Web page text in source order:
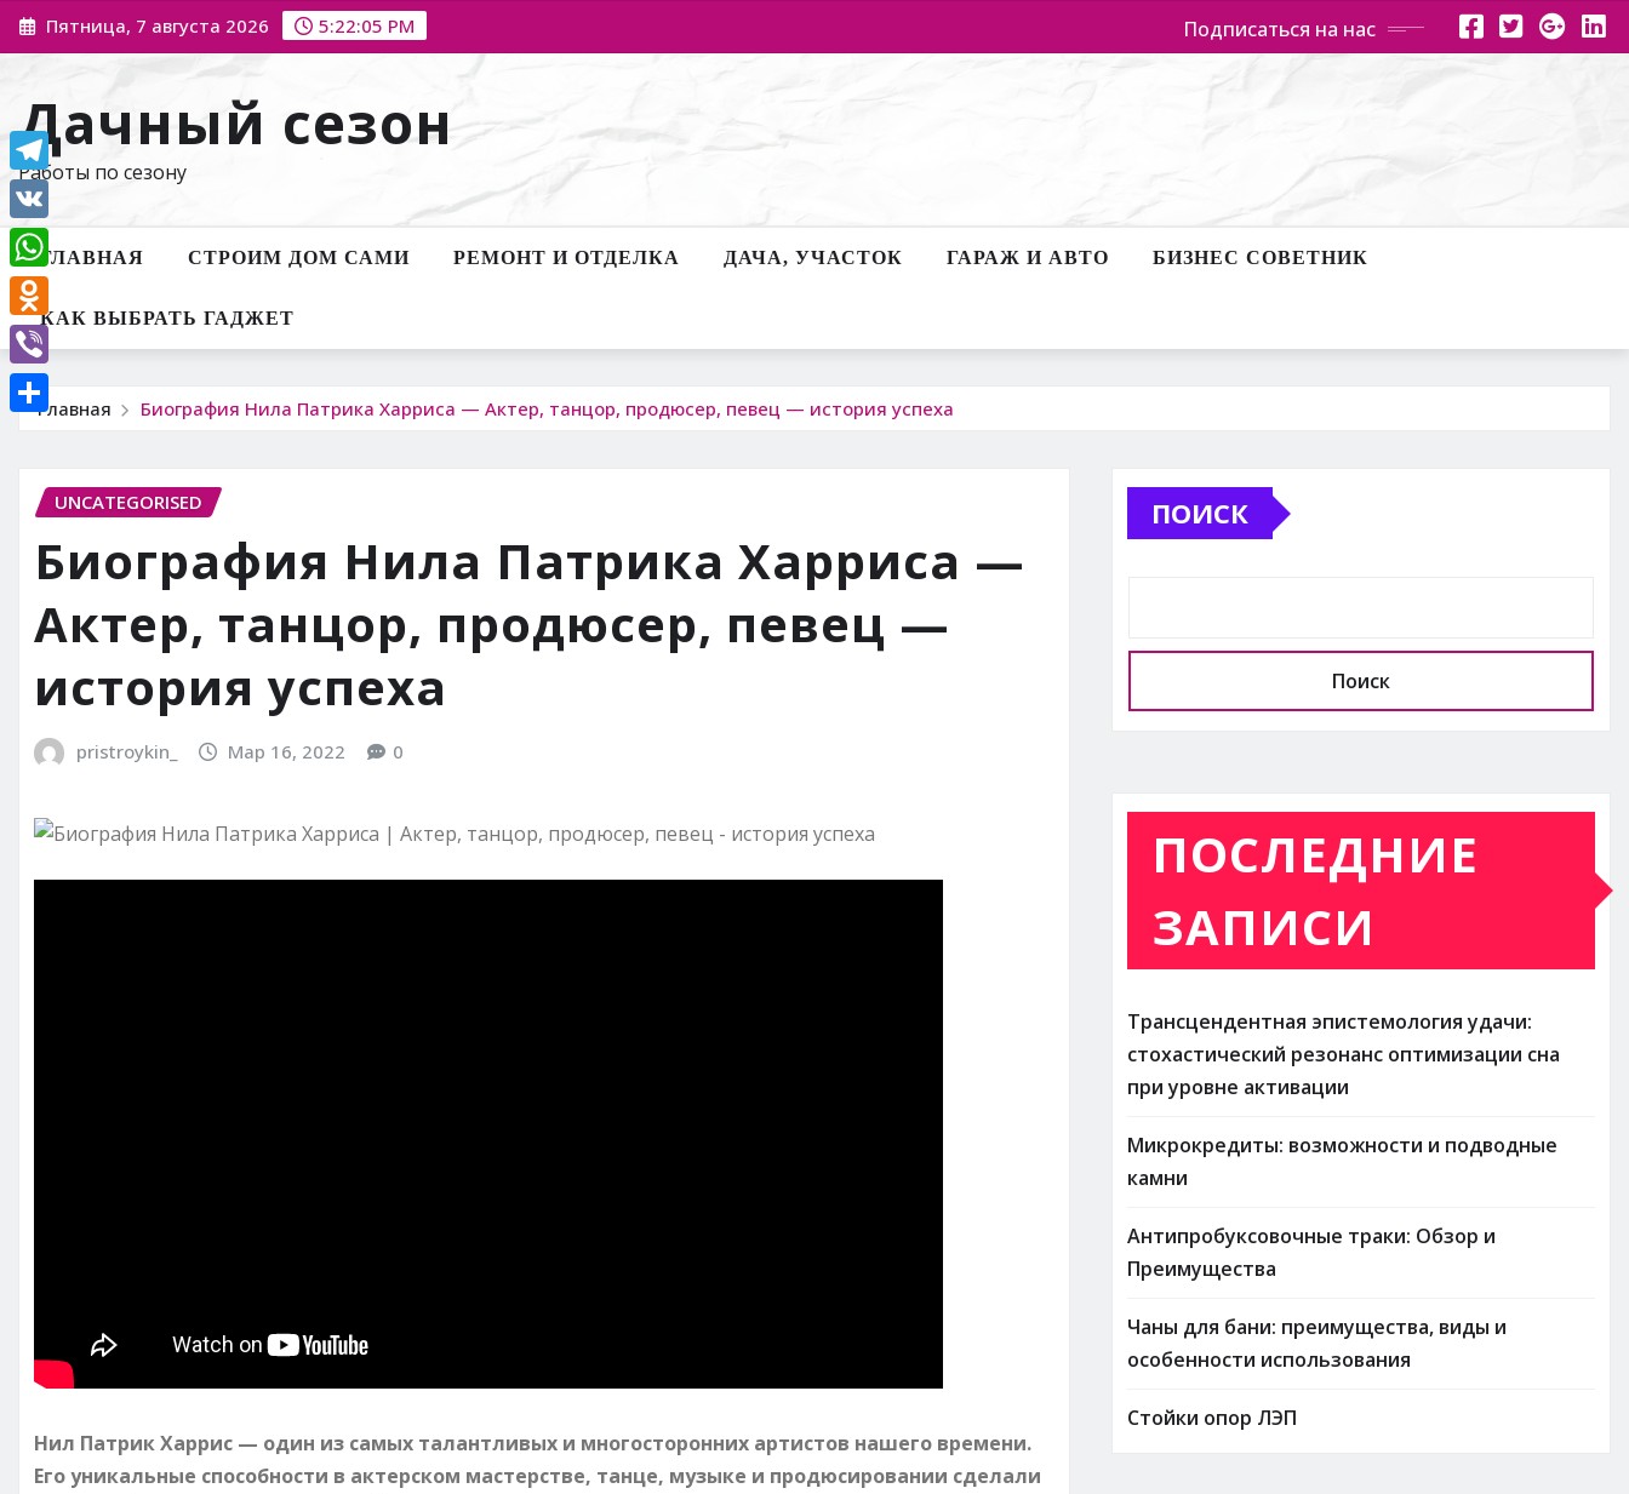
Перейти
к
Пятница, 7 августа 2026 5:22:06 PM Подписаться на нас
Дачный сезон
Работы по сезону
ГЛАВНАЯ СТРОИМ ДОМ САМИ РЕМОНТ И ОТДЕЛКА ДАЧА, УЧАСТОК ГАРАЖ И АВТО БИЗНЕС СОВЕТНИК
КАК ВЫБРАТЬ ГАДЖЕТ
Главная Биография Нила Патрика Харриса — Актер, танцор, продюсер, певец — история успеха
UNCATEGORISED
Биография Нила Патрика Харриса —
Актер, танцор, продюсер, певец —
история успеха
pristroykin_ Мар 16, 2022 0
Нил Патрик Харрис — один из самых талантливых и многосторонних артистов нашего времени.
Его уникальные способности в актерском мастерстве, танце, музыке и продюсировании сделали
ПОИСК
Поиск
ПОСЛЕДНИЕ
ЗАПИСИ
Трансцендентная эпистемология удачи:
стохастический резонанс оптимизации сна
при уровне активации
Микрокредиты: возможности и подводные
камни
Антипробуксовочные траки: Обзор и
Преимущества
Чаны для бани: преимущества, виды и
особенности использования
Стойки опор ЛЭП
Telegram
VK
WhatsApp
Odnoklassniki
Viber